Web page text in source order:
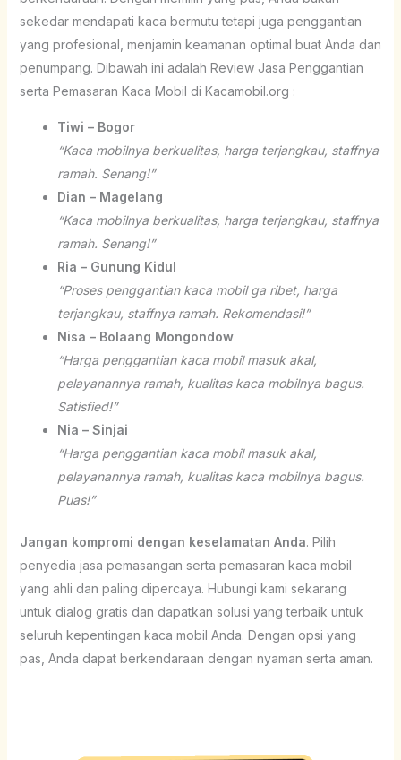
sekedar mendapati kaca bermutu tetapi juga penggantian
yang profesional, menjamin keamanan optimal buat Anda dan
penumpang. Dibawah ini adalah Review Jasa Penggantian
serta Pemasaran Kaca Mobil di Kacamobil.org :
Tiwi – Bogor
“Kaca mobilnya berkualitas, harga terjangkau, staffnya
ramah. Senang!”
Dian – Magelang
“Kaca mobilnya berkualitas, harga terjangkau, staffnya
ramah. Senang!”
Ria – Gunung Kidul
“Proses penggantian kaca mobil ga ribet, harga
terjangkau, staffnya ramah. Rekomendasi!”
Nisa – Bolaang Mongondow
“Harga penggantian kaca mobil masuk akal,
pelayanannya ramah, kualitas kaca mobilnya bagus.
Satisfied!”
Nia – Sinjai
“Harga penggantian kaca mobil masuk akal,
pelayanannya ramah, kualitas kaca mobilnya bagus.
Puas!”
Jangan kompromi dengan keselamatan Anda. Pilih
penyedia jasa pemasangan serta pemasaran kaca mobil
yang ahli dan paling dipercaya. Hubungi kami sekarang
untuk dialog gratis dan dapatkan solusi yang terbaik untuk
seluruh kepentingan kaca mobil Anda. Dengan opsi yang
pas, Anda dapat berkendaraan dengan nyaman serta aman.